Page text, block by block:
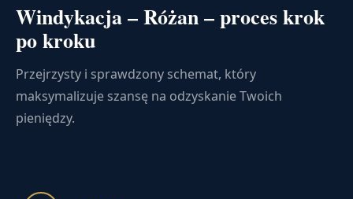
Windykacja – Różan – proces krok
po kroku
Przejrzysty i sprawdzony schemat, który
maksymalizuje szansę na odzyskanie Twoich
pieniędzy.